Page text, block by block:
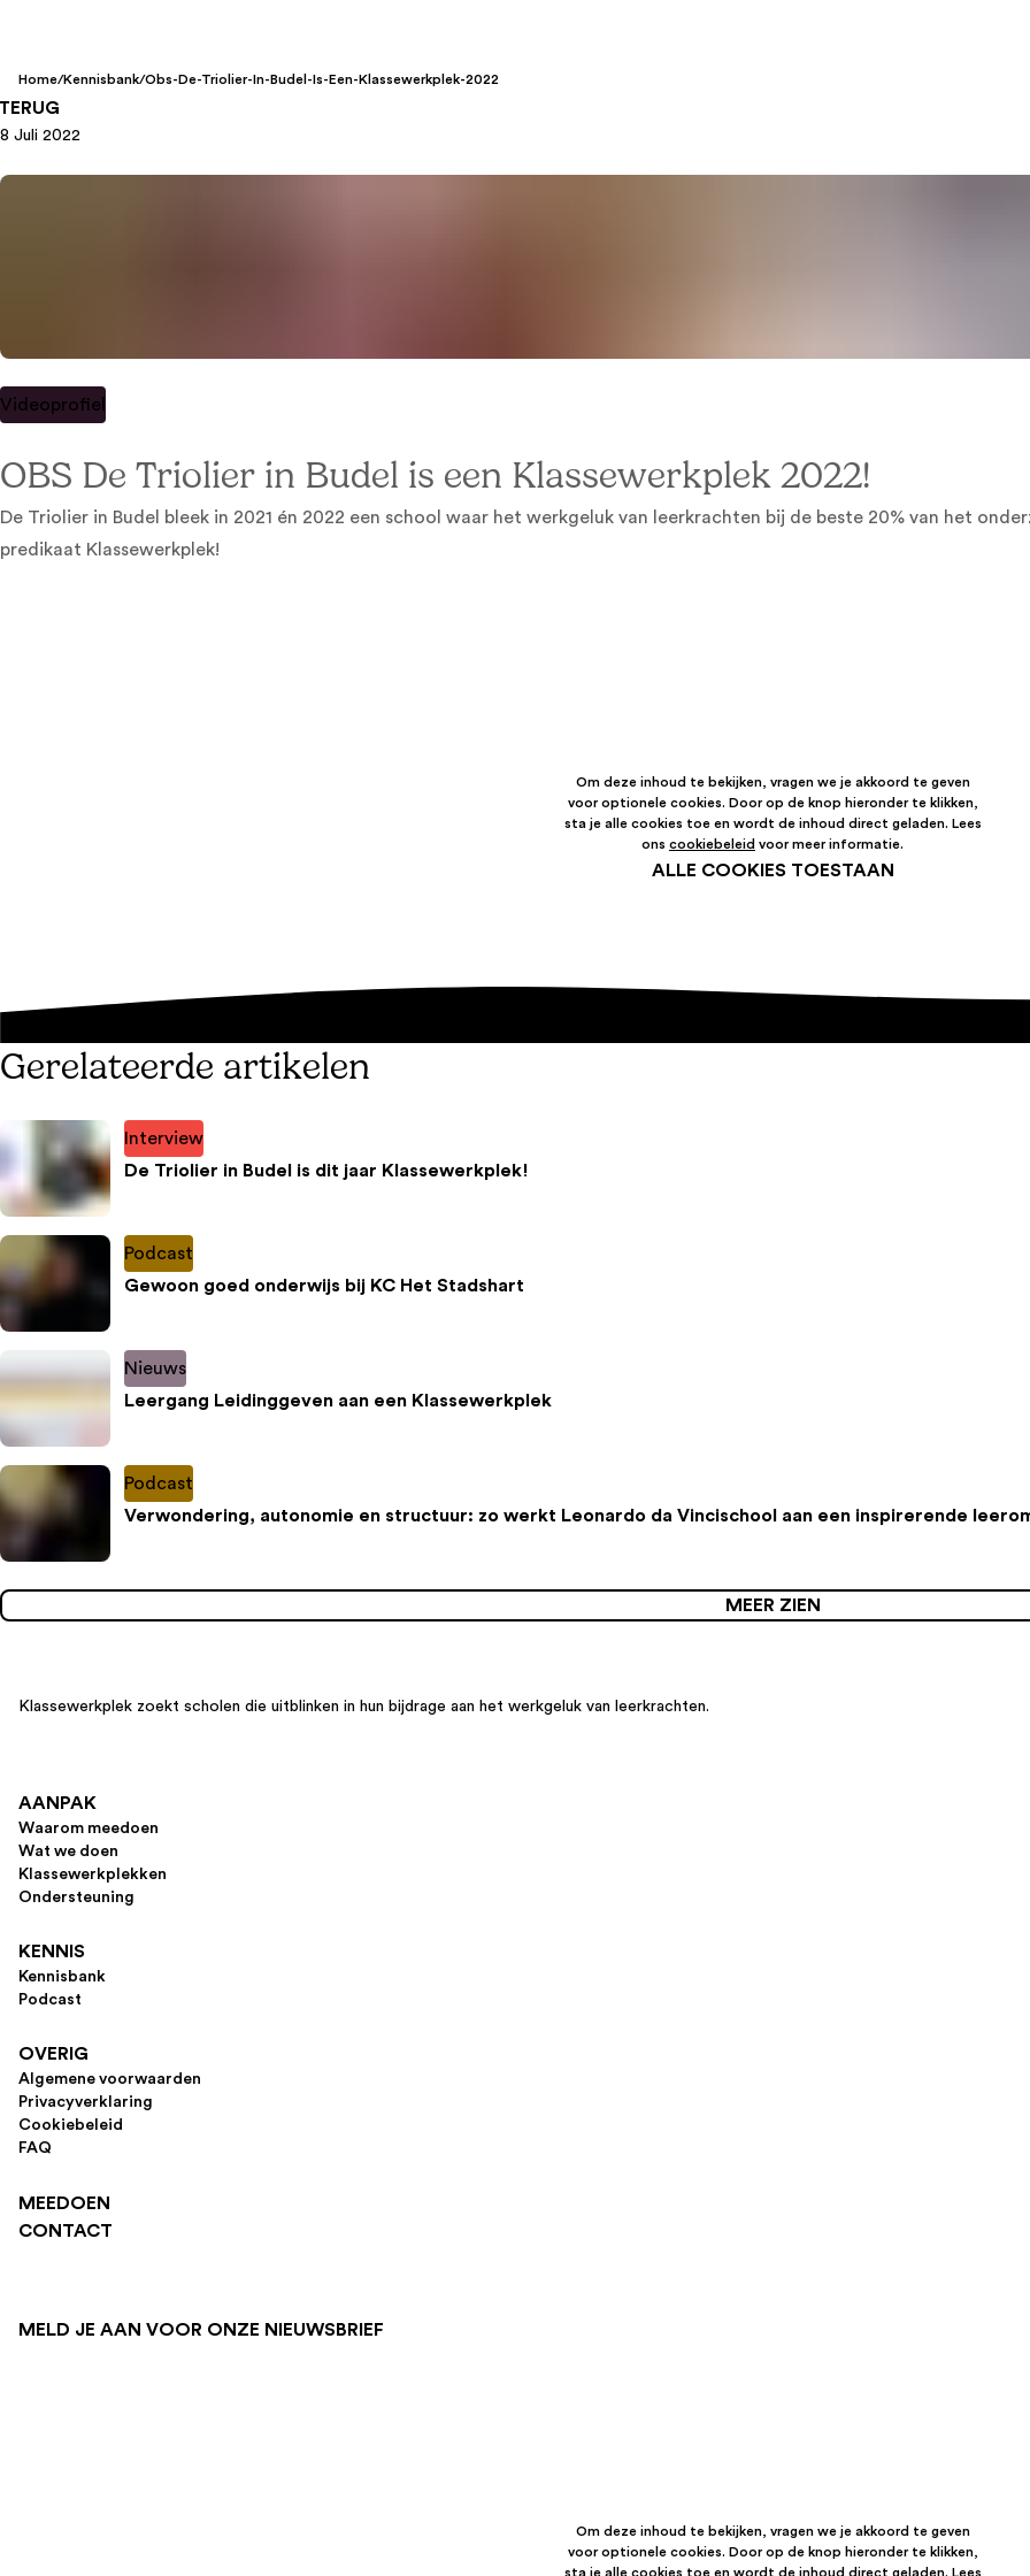
Home/Kennisbank/Obs-De-Triolier-In-Budel-Is-Een-Klassewerkplek-2022
8 Juli 2022
Videoprofiel
OBS De Triolier in Budel is een Klassewerkplek 2022!
De Triolier in Budel bleek in 2021 én 2022 een school waar het werkgeluk van leerkrachten bij de beste 20% van het
predikaat Klassewerkplek!
Om deze inhoud te bekijken, vragen we je akkoord te geven
voor optionele cookies. Door op de knop hieronder te klikken,
sta je alle cookies toe en wordt de inhoud direct geladen. Lees
ons cookiebeleid voor meer informatie.
ALLE COOKIES TOESTAAN
Gerelateerde artikelen
Interview
De Triolier in Budel is dit jaar Klassewerkplek!
Podcast
Gewoon goed onderwijs bij KC Het Stadshart
Nieuws
Leergang Leidinggeven aan een Klassewerkplek
Podcast
Verwondering, autonomie en structuur: zo werkt Leonardo da Vincischool aan een inspirerende
MEER ZIEN
Klassewerkplek zoekt scholen die uitblinken in hun bijdrage aan het werkgeluk van leerkrachten.
AANPAK
Waarom meedoen
Wat we doen
Klassewerkplekken
Ondersteuning
KENNIS
Kennisbank
Podcast
OVERIG
Algemene voorwaarden
Privacyverklaring
Cookiebeleid
FAQ
MEEDOEN
CONTACT
MELD JE AAN VOOR ONZE NIEUWSBRIEF
Om deze inhoud te bekijken, vragen we je akkoord te geven
voor optionele cookies. Door op de knop hieronder te klikken,
sta je alle cookies toe en wordt de inhoud direct geladen. Lees